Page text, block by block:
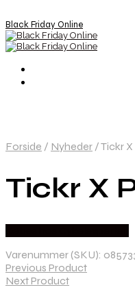
Black Friday Online
Forside / Nyheder /Tickr
Tickr X
Varenummer (SKU):
Previous Product
Next Product